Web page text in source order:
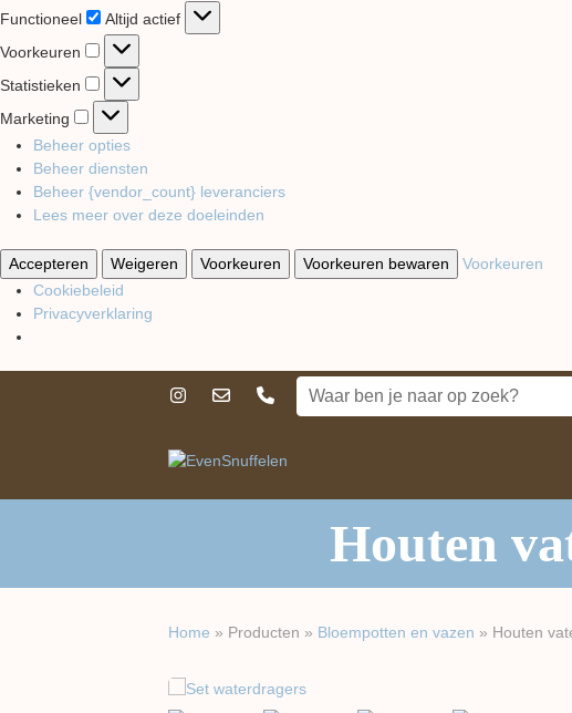
Functioneel
Functioneel
Altijd actief
Voorkeuren
Voorkeuren
Statistieken Statistieken
Marketing
Marketing
Beheer opties
Beheer diensten
Beheer {vendor_count} leveranciers
Lees meer over deze doeleinden
Accepteren Weigeren Voorkeuren Voorkeuren bewaren
Voorkeuren
Cookiebeleid
Privacyverklaring
Houten
Home » Producten » Bloempotten en vazen » Houten